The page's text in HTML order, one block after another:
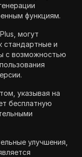
функциям.
могут
стандартные и
с возможностью
указывая на
бесплатную
улучшения,